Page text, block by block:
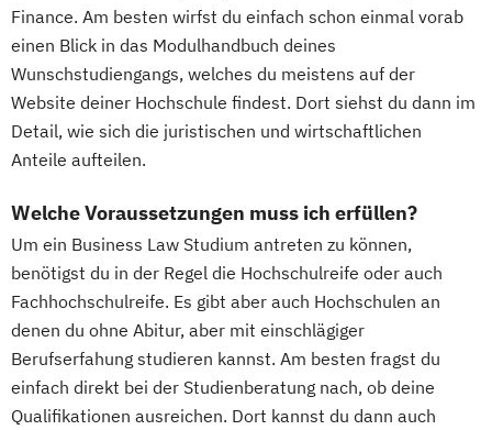
Finance. Am besten wirfst du einfach schon einmal vorab
einen Blick in das Modulhandbuch deines
Wunschstudiengangs, welches du meistens auf der
Website deiner Hochschule findest. Dort siehst du dann im
Detail, wie sich die juristischen und wirtschaftlichen
Anteile aufteilen.
Welche Voraussetzungen muss ich erfüllen?
Um ein Business Law Studium antreten zu können,
benötigst du in der Regel die Hochschulreife oder auch
Fachhochschulreife. Es gibt aber auch Hochschulen an
denen du ohne Abitur, aber mit einschlägiger
Berufserfahung studieren kannst. Am besten fragst du
einfach direkt bei der Studienberatung nach, ob deine
Qualifikationen ausreichen. Dort kannst du dann auch